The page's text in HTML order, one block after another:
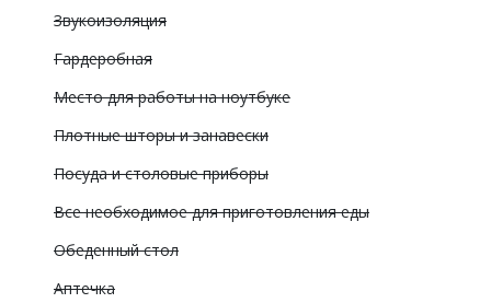
Звукоизоляция
Гардеробная
Место для работы на ноутбуке
Плотные шторы и занавески
Посуда и столовые приборы
Все необходимое для приготовления еды
Обеденный стол
Аптечка